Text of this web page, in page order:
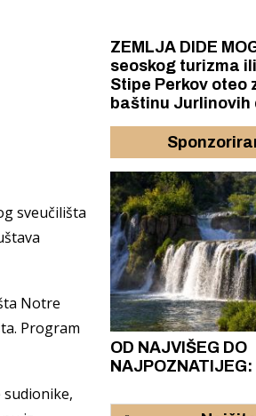
sveučilišta
Notre
Program
sudionike,
ZEMLJA DIDE
seoskog turizma ili
Stipe Perkov oteo
baštinu Jurlinovih
OD NAJVIŠEG DO
rijeke Krke